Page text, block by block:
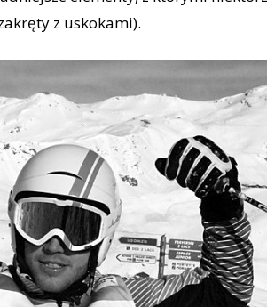
z uskokami).